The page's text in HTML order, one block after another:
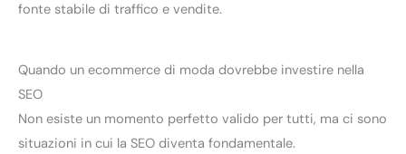
fonte stabile di traffico e vendite.
Quando un ecommerce di moda dovrebbe investire nella
SEO
Non esiste un momento perfetto valido per tutti, ma ci sono
situazioni in cui la SEO diventa fondamentale.